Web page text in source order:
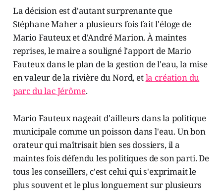
La décision est d'autant surprenante que
Stéphane Maher a plusieurs fois fait l'éloge de
Mario Fauteux et d'André Marion. À maintes
reprises, le maire a souligné l'apport de Mario
Fauteux dans le plan de la gestion de l'eau, la mise
en valeur de la rivière du Nord, etla création du
parc du lac Jérôme.
Mario Fauteux nageait d'ailleurs dans la politique
municipale comme un poisson dans l'eau. Un bon
orateur qui maîtrisait bien ses dossiers, il a
maintes fois défendu les politiques de son parti. De
tous les conseillers, c'est celui qui s'exprimait le
plus souvent et le plus longuement sur plusieurs